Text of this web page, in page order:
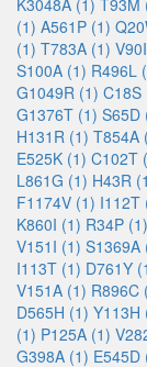
K3048A (1) T93M
(1) A561P (1)
(1) T783A (1)
S100A (1) R496L
G1049R (1) C18S
G1376T (1) S65D
H131R (1) T854A
E525K (1) C102T
L861G (1) H43R
F1174V (1) I112T
K860I (1) R34P (1)
V151I (1) S1369A
I113T (1) D761Y
V151A (1) R896C
D565H (1) Y113H
(1) P125A (1)
G398A (1) E545D